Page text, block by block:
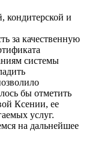
кондитерской и
за качественную
системы
бы отметить
Ксении, ее
услуг.
на дальнейшее